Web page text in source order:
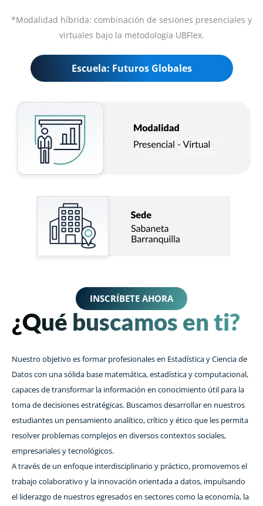
*Modalidad híbrida: combinación de sesiones presenciales y
virtuales bajo la metodología UBFlex.
Escuela: Futuros Globales
INSCRÍBETE AHORA
¿Qué buscamos en ti?
Nuestro objetivo es formar profesionales en Estadística y Ciencia de
Datos con una sólida base matemática, estadística y computacional,
capaces de transformar la información en conocimiento útil para la
toma de decisiones estratégicas. Buscamos desarrollar en nuestros
estudiantes un pensamiento analítico, crítico y ético que les permita
resolver problemas complejos en diversos contextos sociales,
empresariales y tecnológicos.
A través de un enfoque interdisciplinario y práctico, promovemos el
trabajo colaborativo y la innovación orientada a datos, impulsando
el liderazgo de nuestros egresados en sectores como la economía, la